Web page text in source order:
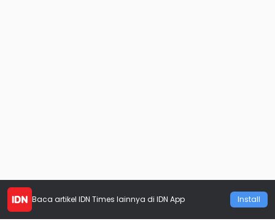
Baca artikel IDN Times lainnya di IDN App Install